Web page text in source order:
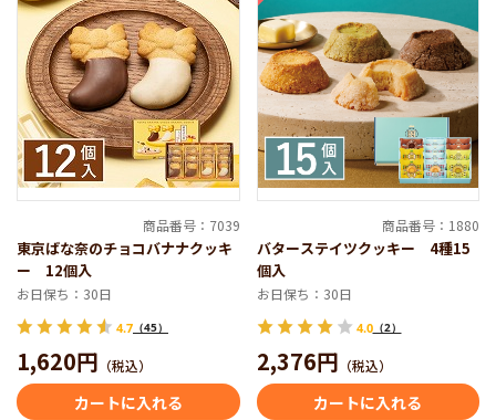
商品番号：7039
東京ばな奈のチョコバナナクッキ
ー 12個入
お日保ち：30日
4.7 （45）
1,620円 （税込）
カートに入れる
商品番号：1880
バターステイツクッキー 4種15
個入
お日保ち：30日
4.0（2）
2,376円 （税込）
カートに入れる